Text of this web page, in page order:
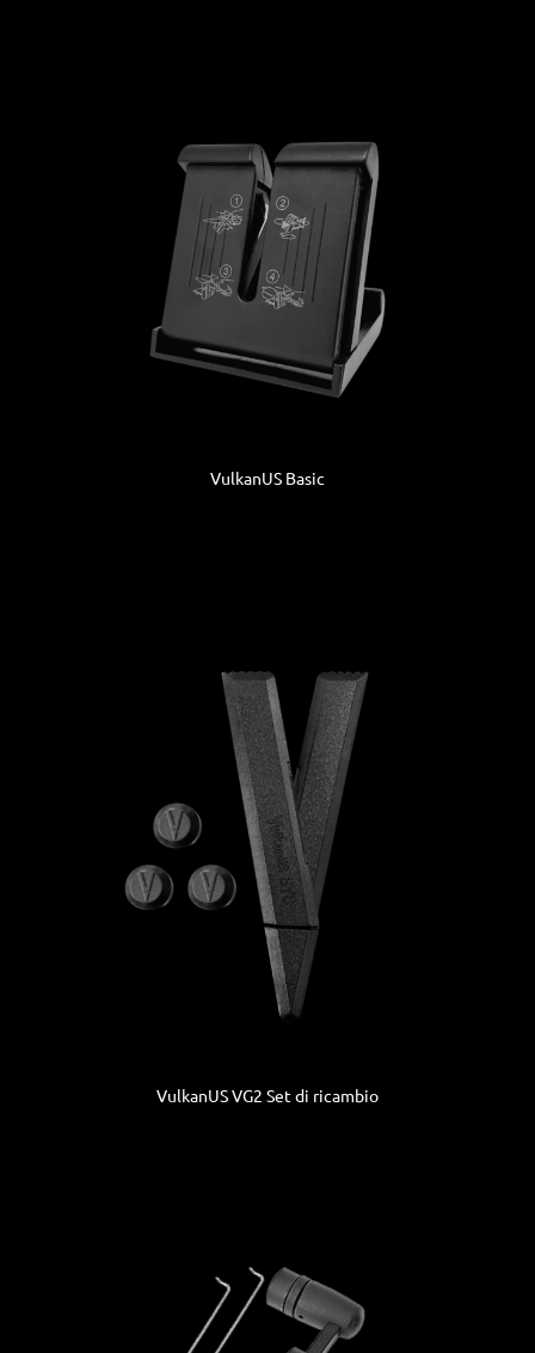
VulkanUS Basic
VulkanUS VG2 Set di ricambio